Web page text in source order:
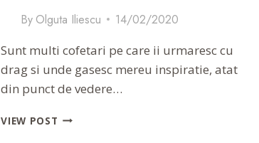
By Olguta Iliescu
14/02/2020
Sunt multi cofetari pe care ii urmaresc cu
drag si unde gasesc mereu inspiratie, atat
din punct de vedere…
VIEW POST FRANCISCO